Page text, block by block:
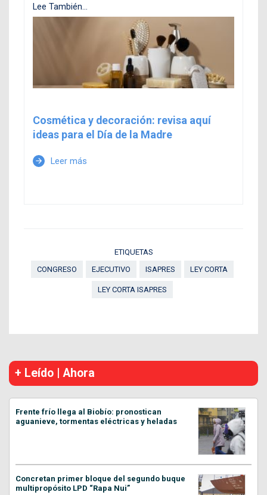
Lee También...
Cosmética y decoración: revisa aquí
ideas para el Día de la Madre
arrow_forward Leer más
ETIQUETAS
CONGRESO
EJECUTIVO ISAPRES LEY CORTA
LEY CORTA ISAPRES
+ Leído | Ahora
Frente frío llega al Biobío: pronostican
aguanieve, tormentas eléctricas y heladas
Concretan primer bloque del segundo buque
multipropósito LPD “Rapa Nui”